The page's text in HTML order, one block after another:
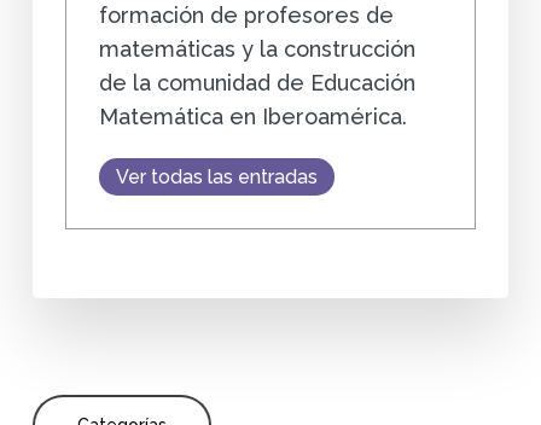
formación de profesores de
matemáticas y la construcción
de la comunidad de Educación
Matemática en Iberoamérica.
Ver todas las entradas